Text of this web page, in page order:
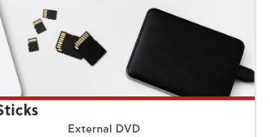
External DVD